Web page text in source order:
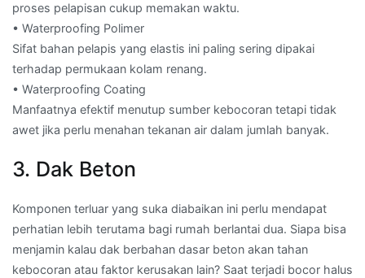
proses pelapisan cukup memakan waktu.
• Waterproofing Polimer
Sifat bahan pelapis yang elastis ini paling sering dipakai
terhadap permukaan kolam renang.
• Waterproofing Coating
Manfaatnya efektif menutup sumber kebocoran tetapi tidak
awet jika perlu menahan tekanan air dalam jumlah banyak.
3. Dak Beton
Komponen terluar yang suka diabaikan ini perlu mendapat
perhatian lebih terutama bagi rumah berlantai dua. Siapa bisa
menjamin kalau dak berbahan dasar beton akan tahan
kebocoran atau faktor kerusakan lain? Saat terjadi bocor halus